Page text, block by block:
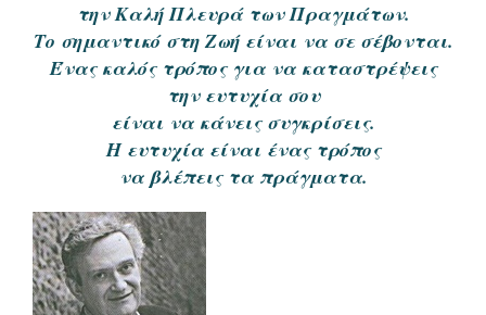
την Καλή Πλευρά των Πραγμάτων.
Το σημαντικό στη Ζωή είναι να σε σέβονται.
Ένας καλός τρόπος για να καταστρέψεις
την ευτυχία σου
είναι να κάνεις συγκρίσεις.
Η ευτυχία είναι ένας τρόπος
να βλέπεις τα πράγματα.